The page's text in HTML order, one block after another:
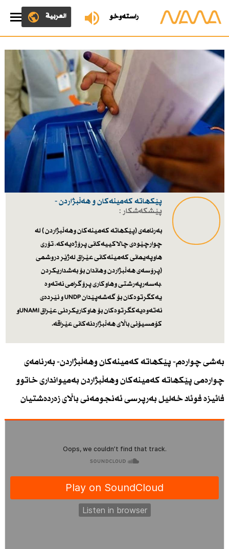
ڕاستەوخۆ العربية
پێكهاتە كەمینەكان و هەڵبژاردن -
پێشکەشکار :
بەرنامەی (پێكهاتە كەمینەكان وهەڵبژاردن ) لە
چوارچێوەی چالاكییەكانی پرۆژەیەكە، تۆری
هاوپەیمانی كەمینەكانی عێراق لەژێر دروشمی
(پرۆسەی هەڵبژاردن وهاندان بۆ بەشداریكردن
،بەسەرپەرشتی وهاوكاری پرۆگرامی نەتەوە
یەكگرتوەكان بۆ گەشەپێدان UNDP و نێردەی
نەتەوەیەكگرتوەكان بۆ هاوكاریكردنی عێراق UNAMIو
كۆمسیۆنی باڵای هەڵبژاردنەكانی عێراقە.
بەشی چوارەم- پێكهاتە كەمینەكان وهەڵبژاردن- بەرنامەی
چوارەمی پێكهاتە كەمینەكان وهەڵبژاردن بەمیوانداری خاتوو
فائیزە فوئاد خەلیل بەرپرسی ئەنجومەنی باڵای زەردەشتیان